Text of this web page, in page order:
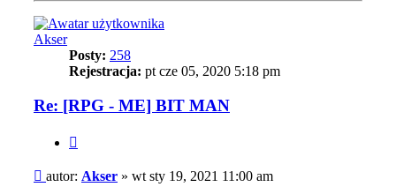
Akser
Posty: 258
Rejestracja: pt cze 05, 2020 5:18 pm
Re: [RPG - ME] BIT MAN
Post
autor: Akser » wt sty 19, 2021 11:00 am